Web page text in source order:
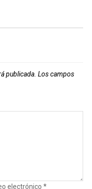
publicada. Los campos
electrónico*